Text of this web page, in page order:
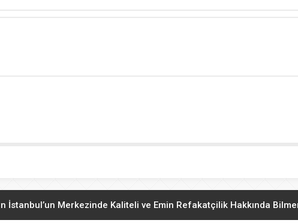
İstanbul’un Merkezinde Kaliteli ve Emin Refakatçilik Hakkında